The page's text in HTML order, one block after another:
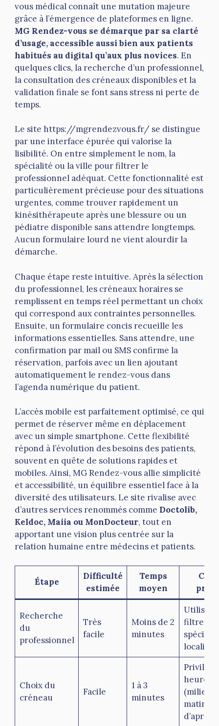
vous médical connaît une mutation majeure
grâce à l’émergence de plateformes en ligne.
MG Rendez-vous se démarque par sa clarté
d’usage, accessible aussi bien aux patients
habitués au digital qu’aux plus novices. En
quelques clics, la recherche d’un professionnel,
la consultation des créneaux disponibles et la
validation finale se font sans stress ni perte de
temps.
Le site https://mgrendezvous.fr/ se distingue
par une interface épurée qui valorise la
lisibilité. On entre simplement le nom, la
spécialité ou la ville pour filtrer le
professionnel adéquat. Cette fonctionnalité est
particulièrement précieuse pour des situations
urgentes, comme trouver rapidement un
kinésithérapeute après une blessure ou un
pédiatre disponible sans attendre longtemps.
Aucun formulaire lourd ne vient alourdir la
démarche.
Chaque étape reste intuitive. Après la sélection
du professionnel, les créneaux horaires se
remplissent en temps réel permettant un choix
qui correspond aux contraintes personnelles.
Ensuite, un formulaire concis recueille les
informations essentielles. Sans attendre, une
confirmation par mail ou SMS confirme la
réservation, parfois avec un lien ajoutant
automatiquement le rendez-vous dans
l’agenda numérique du patient.
L’accès mobile est parfaitement optimisé, ce qui
permet de réserver même en déplacement
avec un simple smartphone. Cette flexibilité
répond à l’évolution des besoins des patients,
souvent en quête de solutions rapides et
mobiles. Ainsi, MG Rendez-vous allie simplicité
et accessibilité, un équilibre essentiel face à la
diversité des utilisateurs. Le site rivalise avec
d’autres services renommés comme Doctolib,
Keldoc, Maiia ou MonDocteur, tout en
apportant une vision plus centrée sur la
relation humaine entre médecins et patients.
Étape
Difficulté
estimée
Temps
moyen
Recherche
du
professionnel
Très
facile
Moins de 2
minutes
Utiliser
filtres «
Choix du
créneau
Facile
1 à 3
minutes
heures
(milieu